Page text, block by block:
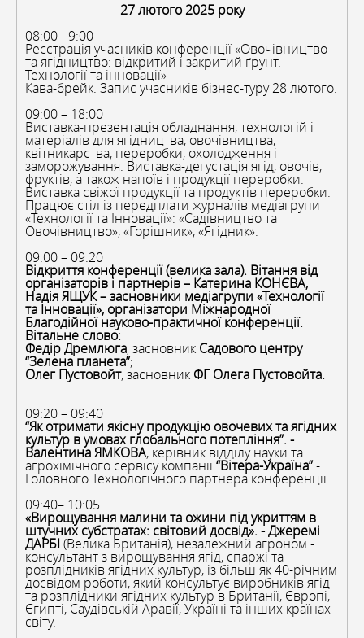
27 лютого 2025 року
08:00 - 9:00
Реєстрація учасників конференції «Овочівництво
та ягідництво: відкритий і закритий ґрунт.
Технології та інновації»
Кава-брейк. Запис учасників бізнес-туру 28 лютого.
09:00 – 18:00
Виставка-презентація обладнання, технологій і
матеріалів для ягідництва, овочівництва,
квітникарства, переробки, охолодження і
заморожування. Виставка-дегустація ягід, овочів,
фруктів, а також напоїв і продукції переробки.
Виставка свіжої продукції та продуктів переробки.
Працює стіл із передплати журналів медіагрупи
«Технології та Інновації»: «Садівництво та
Овочівництво», «Горішник», «Ягідник».
09:00 – 09:20
Відкриття конференції (велика зала). Вітання від
організаторів і партнерів – Катерина КОНЄВА,
Надія ЯЩУК – засновники медіагрупи «Технології
та Інновації», організатори Міжнародної
Благодійної науково-практичної конференції.
Вітальне слово:
Федір Дремлюга, засновник Садового центру
“Зелена планета”;
Олег Пустовойт, засновникФГ Олега Пустовойта.
09:20 – 09:40
“Як отримати якісну продукцію овочевих та ягідних
культур в умовах глобального потепління”. -
Валентина ЯМКОВА, керівник відділу науки та
агрохімічного сервісу компанії“Вітера-Україна”-
Головного Технологічного партнера конференції.
09:40– 10:05
«Вирощування малини та ожини під укриттям в
штучних субстратах: світовий досвід». - Джеремі
ДАРБІ (Велика Британія), незалежний агроном -
консультант з вирощування ягід, спаржі та
розплідників ягідних культур, із більш як 40-річним
досвідом роботи, який консультує виробників ягід
та розплідники ягідних культур в Британії, Європі,
Єгипті, Саудівській Аравії, Україні та інших країнах
світу.